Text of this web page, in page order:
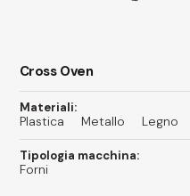
Cross Oven
Materiali:
Plastica Metallo Legno
Tipologia macchina:
Forni